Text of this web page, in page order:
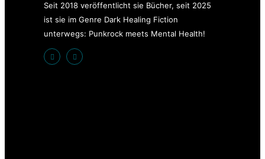
Seit 2018 veröffentlicht sie Bücher, seit 2025
ist sie im Genre Dark Healing Fiction
unterwegs: Punkrock meets Mental Health!